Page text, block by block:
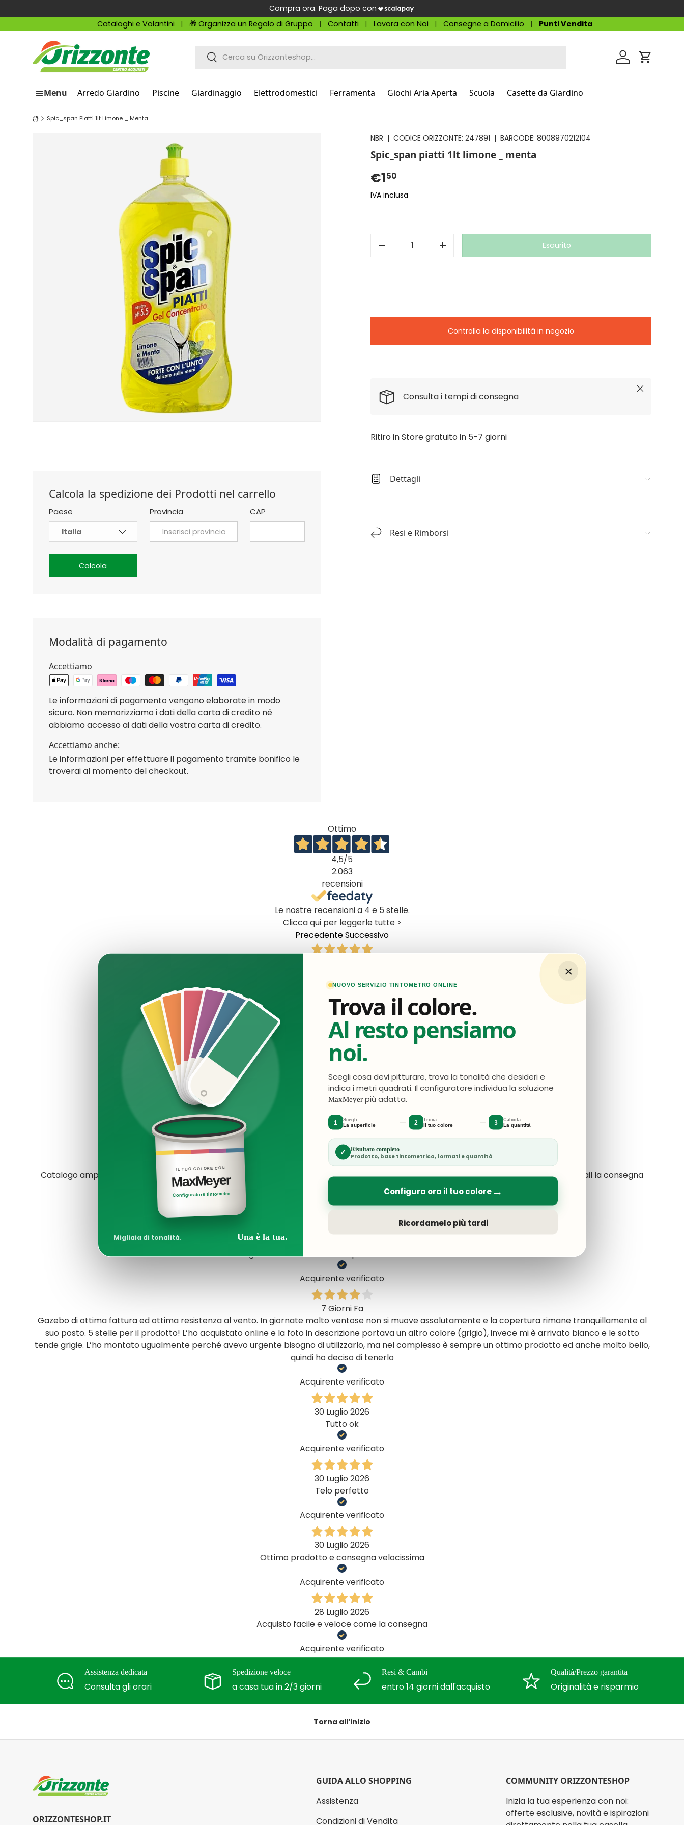
Passa ai contenuti
Compra ora. Paga dopo con
Cataloghi e Volantini
🎁 Organizza un Regalo di Gruppo Contatti Lavora con Noi Consegne a Domicilio Punti Vendita
Cerca
Cerca AccediCarrello
Menu Arredo Giardino Piscine Giardinaggio Elettrodomestici Ferramenta Giochi Aria Aperta Scuola Casette da Giardino
Spic_span Piatti 1lt Limone _ Menta
NBR | CODICE ORIZZONTE: 247891 | BARCODE: 8008970212104
Spic_span piatti 1lt limone _ menta
€150
IVA inclusa
-
+ Esaurito
Controlla la disponibilità in negozio
Consulta i tempi di consegna
Chiudi
Ritiro in Store gratuito in 5-7 giorni
Dettagli
Resi e Rimborsi
Calcola la spedizione dei Prodotti nel carrello
Paese Provincia CAP
Calcola
Modalità di pagamento
Accettiamo
Le informazioni di pagamento vengono elaborate in modo
sicuro. Non memorizziamo i dati della carta di credito né
abbiamo accesso ai dati della vostra carta di credito.
Accettiamo anche:
Le informazioni per effettuare il pagamento tramite bonifico le
troverai al momento del checkout.
Ottimo
4,5/5
2.063
recensioni
Le nostre recensioni a 4 e 5 stelle.
Clicca qui per leggerle tutte >
PrecedenteSuccessivo
Acquirente verificato
2 Giorni Fa
Ottimo acquisto e qualità tutto perfetto
3 Giorni Fa
Acquirente verificato
5 Giorni Fa
Catalogo ampio e prezzi competitivi. Non metto cinque stelle perché mi aspettavo una consegna più rapida: ho dovuto sollecitare via mail la consegna
dopo più di una settimana di attesa.
Acquirente verificato
gentilezza e cortesia al top. Prodotti eccellenti
Acquirente verificato
7 Giorni Fa
Gazebo di ottima fattura ed ottima resistenza al vento. In giornate molto ventose non si muove assolutamente e la copertura rimane tranquillamente al
suo posto. 5 stelle per il prodotto! L’ho acquistato online e la foto in descrizione portava un altro colore (grigio), invece mi è arrivato bianco e le sotto
tende grigie. L’ho montato ugualmente perché avevo urgente bisogno di utilizzarlo, ma nel complesso è sempre un ottimo prodotto ed anche molto bello,
quindi ho deciso di tenerlo
Acquirente verificato
30 Luglio 2026
Tutto ok
Acquirente verificato
30 Luglio 2026
Telo perfetto
Acquirente verificato
30 Luglio 2026
Ottimo prodotto e consegna velocissima
Acquirente verificato
28 Luglio 2026
Acquisto facile e veloce come la consegna
Acquirente verificato
Assistenza dedicata
Consulta gli orari
Spedizione veloce
a casa tua in 2/3 giorni
Resi & Cambi
entro 14 giorni dall'acquisto
Qualità/Prezzo garantita
Originalità e risparmio
Torna all’inizio
ORIZZONTESHOP.IT
GUIDA ALLO SHOPPING
Assistenza
Condizioni di Vendita
COMMUNITY ORIZZONTESHOP
Inizia la tua esperienza con noi:
offerte esclusive, novità e ispirazioni
×
IL TUO COLORE CON
MaxMeyer
Configuratore tintometro
Migliaia di tonalità. Una è la tua.
NUOVO SERVIZIO TINTOMETRO ONLINE
Trova il colore.
Al resto pensiamo
noi.
Scegli cosa devi pitturare, trova la tonalità che desideri e
indica i metri quadrati. Il configuratore individua la soluzione
MaxMeyer più adatta.
1 Scegli
La superficie 2 Trova
Il tuo colore 3 Calcola
La quantità
✓ Risultato completo
Prodotto, base tintometrica, formati e quantità
Configura ora il tuo colore→
Ricordamelo più tardi